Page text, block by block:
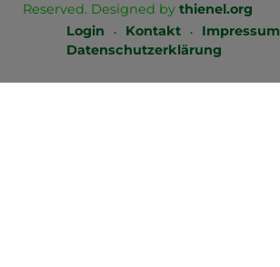
Reserved. Designed by thienel.org
Login
Kontakt
Impressum
Datenschutzerklärung